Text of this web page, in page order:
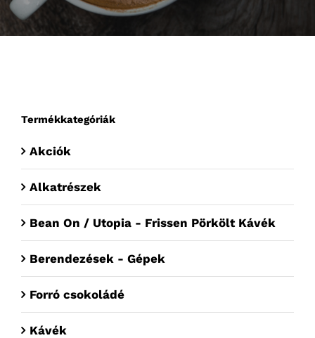
Termékkategóriák
Akciók
Alkatrészek
Bean On / Utopia - Frissen Pörkölt Kávék
Berendezések - Gépek
Forró csokoládé
Kávék